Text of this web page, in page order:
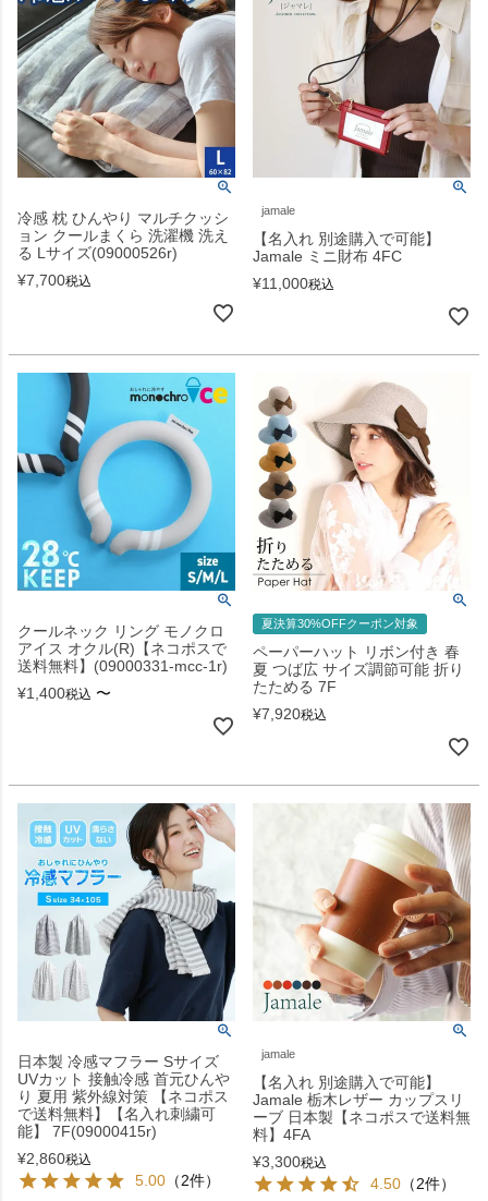
冷感 枕 ひんやり マルチクッシ
ョン クールまくら 洗濯機 洗え
る Lサイズ(09000526r)
¥7,700税込
jamale
【名入れ 別途購入で可能】
Jamale ミニ財布 4FC
¥11,000税込
クールネック リング モノクロ
アイス オクル(R)【ネコポスで
送料無料】(09000331-mcc-1r)
¥1,400税込 〜
夏決算30%OFFクーポン対象
ペーパーハット リボン付き 春
夏 つば広 サイズ調節可能 折り
たためる 7F
¥7,920税込
日本製 冷感マフラー Sサイズ
UVカット 接触冷感 首元ひんや
り 夏用 紫外線対策 【ネコポス
で送料無料】【名入れ刺繍可
能】 7F(09000415r)
¥2,860税込
5.00 （2件）
jamale
【名入れ 別途購入で可能】
Jamale 栃木レザー カップスリ
ーブ 日本製【ネコポスで送料無
料】4FA
¥3,300税込
4.50 （2件）